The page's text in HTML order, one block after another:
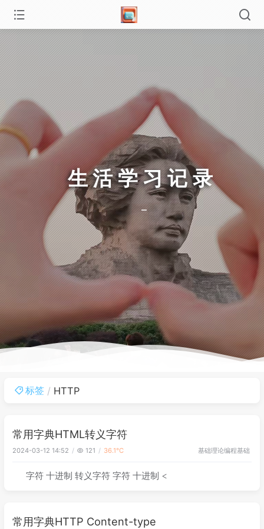
生活学习记录
标签 HTTP
常用字典HTML转义字符
2024-03-12 14:52 121 36.1℃ 基础理论编程基础
字符 十进制 转义字符 字符 十进制 <
常用字典HTTP Content-type